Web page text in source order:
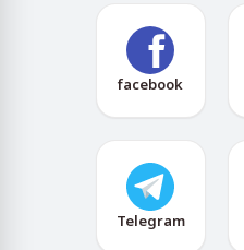
facebook
Telegram